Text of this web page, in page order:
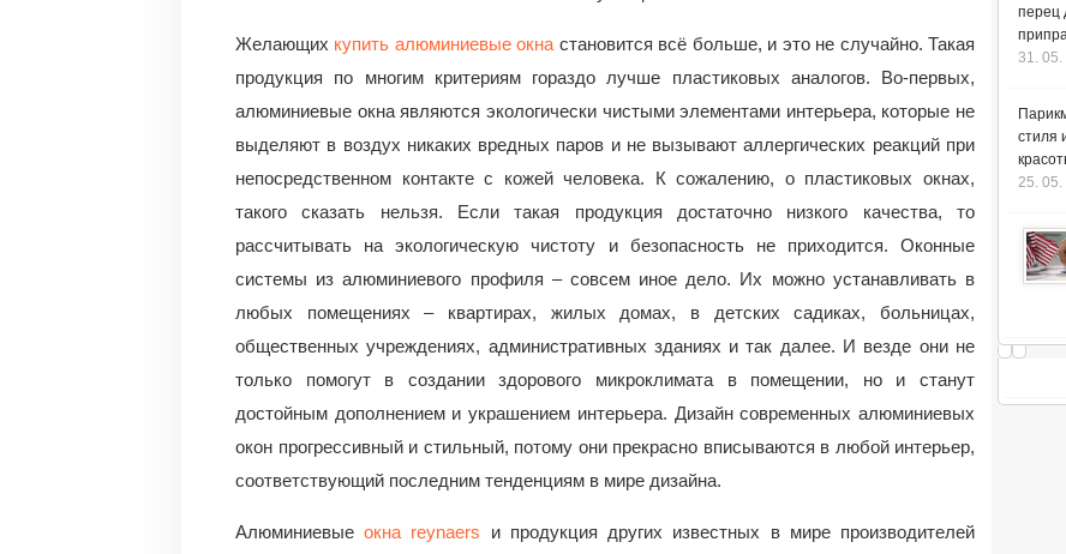
Желающих купить алюминиевые окна становится всё больше, и это не случайно. Такая
продукция по многим критериям гораздо лучше пластиковых аналогов. Во-первых,
алюминиевые окна являются экологически чистыми элементами интерьера, которые не
выделяют в воздух никаких вредных паров и не вызывают аллергических реакций при
непосредственном контакте с кожей человека. К сожалению, о пластиковых окнах,
такого сказать нельзя. Если такая продукция достаточно низкого качества, то
рассчитывать на экологическую чистоту и безопасность не приходится. Оконные
системы из алюминиевого профиля – совсем иное дело. Их можно устанавливать в
любых помещениях – квартирах, жилых домах, в детских садиках, больницах,
общественных учреждениях, административных зданиях и так далее. И везде они не
только помогут в создании здорового микроклимата в помещении, но и станут
достойным дополнением и украшением интерьера. Дизайн современных алюминиевых
окон прогрессивный и стильный, потому они прекрасно вписываются в любой интерьер,
соответствующий последним тенденциям в мире дизайна.
Алюминиевыеокна reynaers и продукция других известных в мире производителей
перец
31. 05.
стиля
25. 05.